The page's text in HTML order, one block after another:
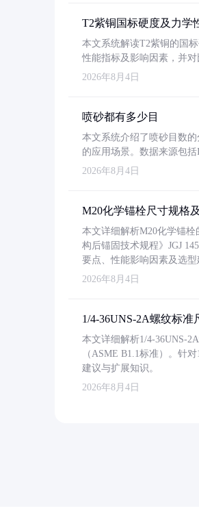
T2紫铜国标硬度及力学
本文系统解读T2紫铜的国
性能指标及影响因素，并
2026年8月4日
喷砂都有多少目
本文系统介绍了喷砂目数
的应用场景。数据来源包
2026年8月4日
M20化学锚栓尺寸规格
本文详细解析M20化学锚
构后锚固技术规程》JGJ
要点、性能影响因素及选型
2026年8月4日
1/4-36UNS-2A螺纹标准
本文详细解析1/4-36UNS-
（ASME B1.1标准）。针
建议与扩展知识。
2026年8月4日